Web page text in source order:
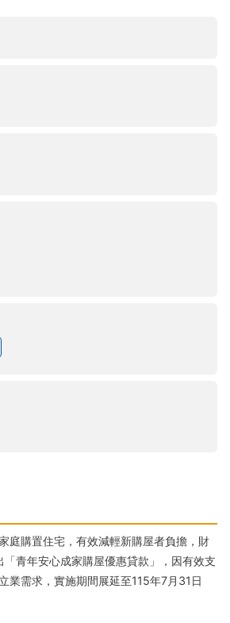
窗)
庭購置住宅，有效減輕新購屋者負擔，財
青年安心成家購屋優惠貸款」，因有效支
業需求，實施期間展延至115年7月31日